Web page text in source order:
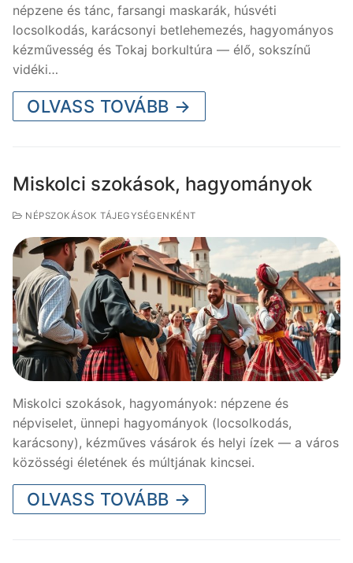
népzene és tánc, farsangi maskarák, húsvéti
locsolkodás, karácsonyi betlehemezés, hagyományos
kézművesség és Tokaj borkultúra — élő, sokszínű
vidéki…
OLVASS TOVÁBB →
Miskolci szokások, hagyományok
NÉPSZOKÁSOK TÁJEGYSÉGENKÉNT
Miskolci szokások, hagyományok: népzene és
népviselet, ünnepi hagyományok (locsolkodás,
karácsony), kézműves vásárok és helyi ízek — a város
közösségi életének és múltjának kincsei.
OLVASS TOVÁBB →